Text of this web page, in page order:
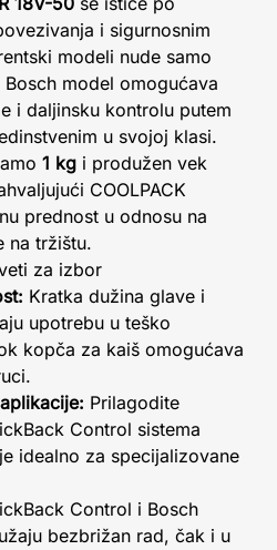
i sigurnosnim
modeli nude samo
model omogućava
i daljinsku kontrolu putem
u svojoj klasi.
1 kg i produžen vek
COOLPACK
prednost u odnosu na
na tržištu.
za izbor
Kratka dužina glave i
upotrebu u teško
kopča za kaiš omogućava
Prilagodite
Control sistema
idealno za specijalizovane
Control i Bosch
bezbrižan rad, čak i u